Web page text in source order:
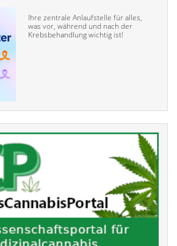
Ihre zentrale Anlaufstelle für alles,
was vor, während und nach der
Krebsbehandlung wichtig ist!